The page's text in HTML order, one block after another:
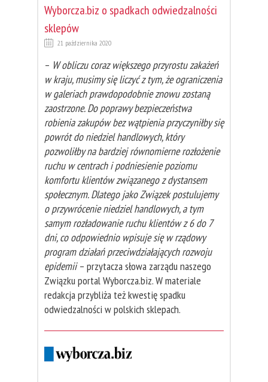
Wyborcza.biz o spadkach odwiedzalności
sklepów
21 października 2020
– W obliczu coraz większego przyrostu zakażeń
w kraju, musimy się liczyć z tym, że ograniczenia
w galeriach prawdopodobnie znowu zostaną
zaostrzone. Do poprawy bezpieczeństwa
robienia zakupów bez wątpienia przyczyniłby się
powrót do niedziel handlowych, który
pozwoliłby na bardziej równomierne rozłożenie
ruchu w centrach i podniesienie poziomu
komfortu klientów związanego z dystansem
społecznym. Dlatego jako Związek postulujemy
o przywrócenie niedziel handlowych, a tym
samym rozładowanie ruchu klientów z 6 do 7
dni, co odpowiednio wpisuje się w rządowy
program działań przeciwdziałających rozwoju
epidemii– przytacza słowa zarządu naszego
Związku portal Wyborcza.biz. W materiale
redakcja przybliża też kwestię spadku
odwiedzalności w polskich sklepach.